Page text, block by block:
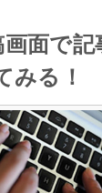
面で記
みる！